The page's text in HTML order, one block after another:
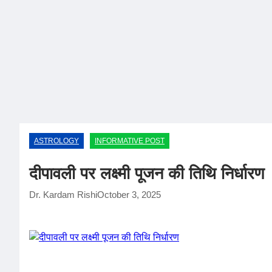
ASTROLOGY INFORMATIVE POST
दीपावली पर लक्ष्मी पूजन की तिथि निर्धारण
Dr. Kardam RishiOctober 3, 2025